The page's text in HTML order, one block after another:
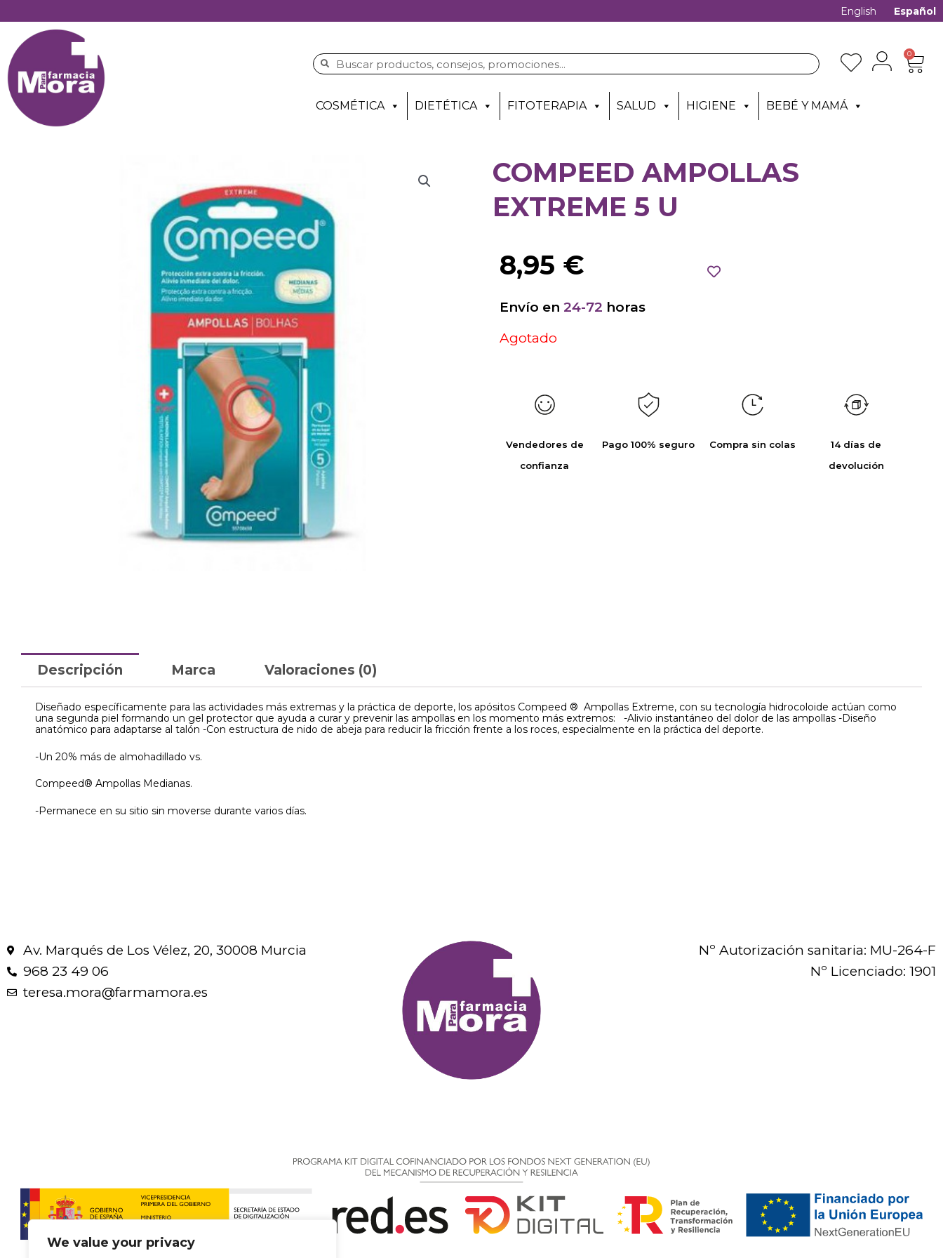
We value your privacy
English Español
0
COSMÉTICA DIETÉTICA FITOTERAPIA SALUD HIGIENE BEBÉ Y MAMÁ
COMPEED AMPOLLAS
EXTREME 5 U
8,95 €
Envío en 24-72 horas
Agotado
Vendedores de
confianza
Pago 100% seguro Compra sin colas
14 días de
devolución
Descripción Marca Valoraciones (0)
Diseñado específicamente para las actividades más extremas y la práctica de deporte, los apósitos Compeed ® Ampollas Extreme, con su tecnología hidrocoloide actúan como
una segunda piel formando un gel protector que ayuda a curar y prevenir las ampollas en los momento más extremos: -Alivio instantáneo del dolor de las ampollas -Diseño
anatómico para adaptarse al talón -Con estructura de nido de abeja para reducir la fricción frente a los roces, especialmente en la práctica del deporte.
-Un 20% más de almohadillado vs.
Compeed® Ampollas Medianas.
-Permanece en su sitio sin moverse durante varios días.
Av. Marqués de Los Vélez, 20, 30008 Murcia
968 23 49 06
teresa.mora@farmamora.es
Nº Autorización sanitaria: MU-264-F
Nº Licenciado: 1901